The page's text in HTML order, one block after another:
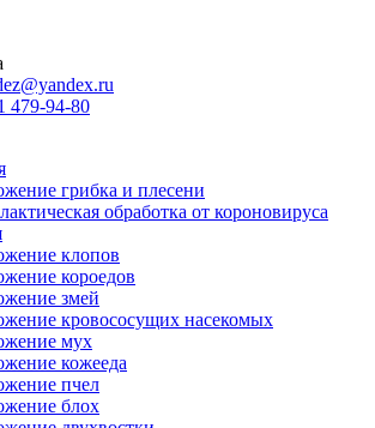
479-94-80
грибка и плесени
обработка от короновируса
клопов
короедов
змей
кровососущих насекомых
мух
кожееда
пчел
блох